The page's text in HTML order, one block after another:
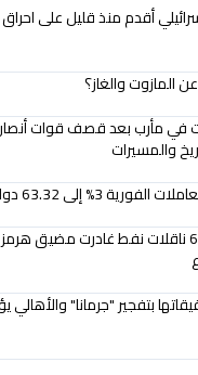
أقدم منذ قليل على
المازوت والغاز؟
في مأرب بعد قصف قوات أنصار
والمسيرات
إلى 63.32 دولار للأونصة
بتفجير "جرمانا"